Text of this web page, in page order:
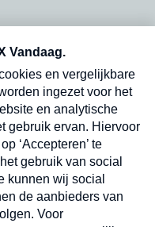
in
Verzend